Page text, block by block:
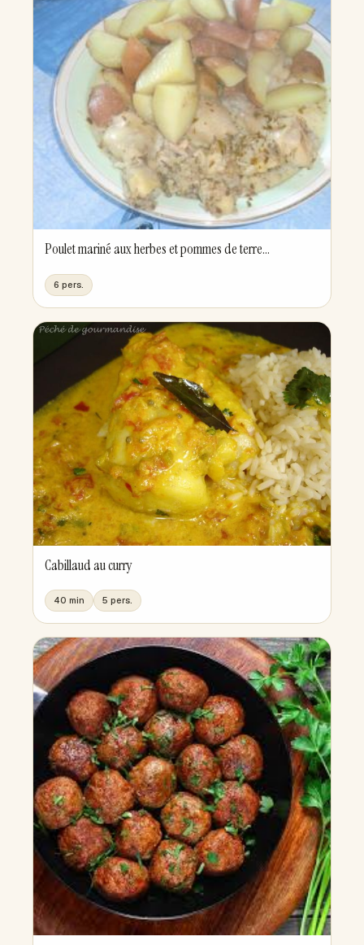
Poulet mariné aux herbes et pommes de terre...
6 pers.
Cabillaud au curry
40 min 5 pers.